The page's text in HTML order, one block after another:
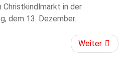
in der
dem 13. Dezember.
Weiter